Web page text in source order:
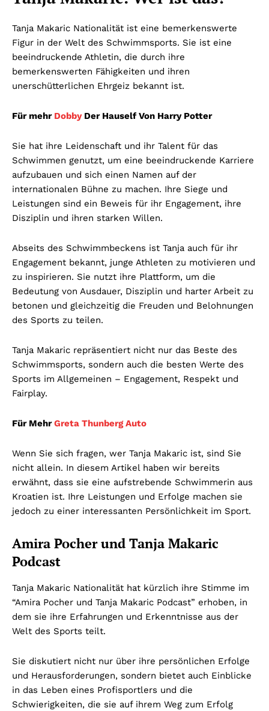
Tanja Makaric Nationalität ist eine bemerkenswerte
Figur in der Welt des Schwimmsports. Sie ist eine
beeindruckende Athletin, die durch ihre
bemerkenswerten Fähigkeiten und ihren
unerschütterlichen Ehrgeiz bekannt ist.
Für mehr DobbyDer Hauself Von Harry Potter
Sie hat ihre Leidenschaft und ihr Talent für das
Schwimmen genutzt, um eine beeindruckende Karriere
aufzubauen und sich einen Namen auf der
internationalen Bühne zu machen. Ihre Siege und
Leistungen sind ein Beweis für ihr Engagement, ihre
Disziplin und ihren starken Willen.
Abseits des Schwimmbeckens ist Tanja auch für ihr
Engagement bekannt, junge Athleten zu motivieren und
zu inspirieren. Sie nutzt ihre Plattform, um die
Bedeutung von Ausdauer, Disziplin und harter Arbeit zu
betonen und gleichzeitig die Freuden und Belohnungen
des Sports zu teilen.
Tanja Makaric repräsentiert nicht nur das Beste des
Schwimmsports, sondern auch die besten Werte des
Sports im Allgemeinen – Engagement, Respekt und
Fairplay.
Für MehrGreta Thunberg Auto
Wenn Sie sich fragen, wer Tanja Makaric ist, sind Sie
nicht allein. In diesem Artikel haben wir bereits
erwähnt, dass sie eine aufstrebende Schwimmerin aus
Kroatien ist. Ihre Leistungen und Erfolge machen sie
jedoch zu einer interessanten Persönlichkeit im Sport.
Amira Pocher und Tanja Makaric
Podcast
Tanja Makaric Nationalität hat kürzlich ihre Stimme im
“Amira Pocher und Tanja Makaric Podcast” erhoben, in
dem sie ihre Erfahrungen und Erkenntnisse aus der
Welt des Sports teilt.
Sie diskutiert nicht nur über ihre persönlichen Erfolge
und Herausforderungen, sondern bietet auch Einblicke
in das Leben eines Profisportlers und die
Schwierigkeiten, die sie auf ihrem Weg zum Erfolg